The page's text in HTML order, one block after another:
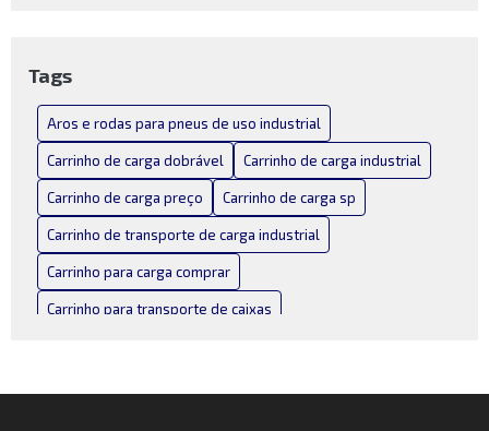
Carrinho de Carga Dobrável: Praticidade em Movimento
Carrinho de Carga Industrial: Como Escolher o Melhor para
Seu Negócio
Carrinho de Carga Industrial: Escolha o Melhor para Suas
Necessidades
sem Comprometer o Orçamento
Tags
Aros e rodas para pneus de uso industrial
Carrinho de carga dobrável Carrinho de carga industrial
Carrinho de carga preço Carrinho de carga sp
Carrinho de transporte de carga industrial
Carrinho para carga comprar
Carrinho para transporte de caixas